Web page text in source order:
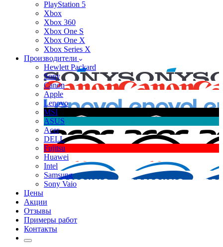
PlayStation 5
Xbox
Xbox 360
Xbox One S
Xbox One X
Xbox Series X
Производители
Hewlett Packard
Sony
Canon
Apple
Lenovo
MSI
ASUS
Acer
DELL
Fujitsu
Huawei
Intel
Samsung
Sony Vaio
Цены
Акции
Отзывы
Примеры работ
Контакты